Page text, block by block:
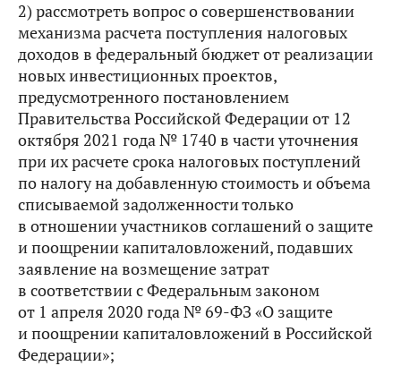
2) рассмотреть вопрос о совершенствовании
механизма расчета поступления налоговых
доходов в федеральный бюджет от реализации
новых инвестиционных проектов,
предусмотренного постановлением
Правительства Российской Федерации от 12
октября 2021 года № 1740 в части уточнения
при их расчете срока налоговых поступлений
по налогу на добавленную стоимость и объема
списываемой задолженности только
в отношении участников соглашений о защите
и поощрении капиталовложений, подавших
заявление на возмещение затрат
в соответствии с Федеральным законом
от 1 апреля 2020 года № 69-ФЗ «О защите
и поощрении капиталовложений в Российской
Федерации»;